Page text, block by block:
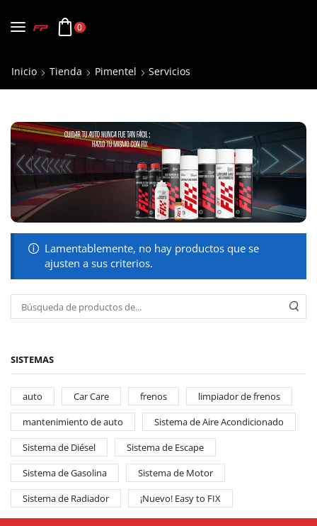
0
Inicio Tienda Pimentel Servicios
SISTEMAS
auto Car Care frenos
limpiador de frenos
mantenimiento de auto
Sistema de Aire Acondicionado
Sistema de Diésel
Sistema de Escape
Sistema de Gasolina
Sistema de Motor
Sistema de Radiador
¡Nuevo! Easy to FIX
Lamentablemente, no hay productos que se
ajusten a sus criterios.